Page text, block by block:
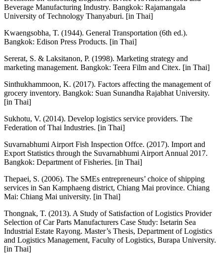
Beverage Manufacturing Industry. Bangkok: Rajamangala
University of Technology Thanyaburi. [in Thai]
Kwaengsobha, T. (1944). General Transportation (6th ed.).
Bangkok: Edison Press Products. [in Thai]
Sererat, S. & Laksitanon, P. (1998). Marketing strategy and
marketing management. Bangkok: Teera Film and Citex. [in Thai]
Sinthukhammoon, K. (2017). Factors affecting the management of
grocery inventory. Bangkok: Suan Sunandha Rajabhat University.
[in Thai]
Sukhotu, V. (2014). Develop logistics service providers. The
Federation of Thai Industries. [in Thai]
Suvarnabhumi Airport Fish Inspection Offce. (2017). Import and
Export Statistics through the Suvarnabhumi Airport Annual 2017.
Bangkok: Department of Fisheries. [in Thai]
Thepaei, S. (2006). The SMEs entrepreneurs’ choice of shipping
services in San Kamphaeng district, Chiang Mai province. Chiang
Mai: Chiang Mai university. [in Thai]
Thongnak, T. (2013). A Study of Satisfaction of Logistics Provider
Selection of Car Parts Manufacturers Case Study: Isetarin Sea
Industrial Estate Rayong. Master’s Thesis, Department of Logistics
and Logistics Management, Faculty of Logistics, Burapa University.
[in Thai]